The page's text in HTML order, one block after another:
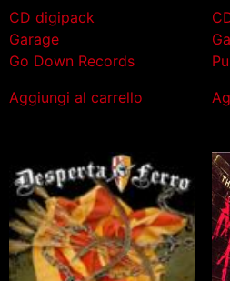
CD digipack
Garage
Go Down Records
Aggiungi al carrello